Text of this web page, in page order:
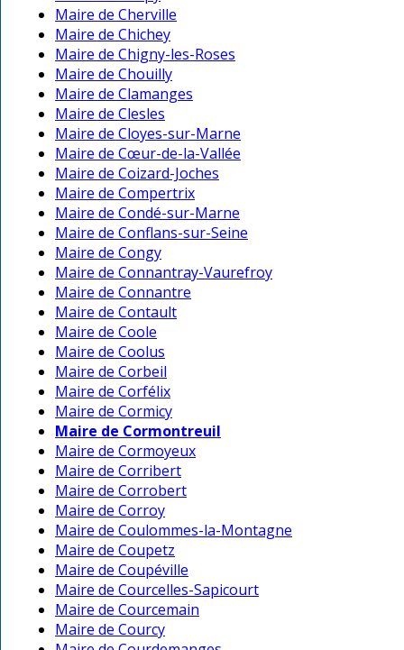
Maire de Cherville
Maire de Chichey
Maire de Chigny-les-Roses
Maire de Chouilly
Maire de Clamanges
Maire de Clesles
Maire de Cloyes-sur-Marne
Maire de Cœur-de-la-Vallée
Maire de Coizard-Joches
Maire de Compertrix
Maire de Condé-sur-Marne
Maire de Conflans-sur-Seine
Maire de Congy
Maire de Connantray-Vaurefroy
Maire de Connantre
Maire de Contault
Maire de Coole
Maire de Coolus
Maire de Corbeil
Maire de Corfélix
Maire de Cormicy
Maire de Cormontreuil
Maire de Cormoyeux
Maire de Corribert
Maire de Corrobert
Maire de Corroy
Maire de Coulommes-la-Montagne
Maire de Coupetz
Maire de Coupéville
Maire de Courcelles-Sapicourt
Maire de Courcemain
Maire de Courcy